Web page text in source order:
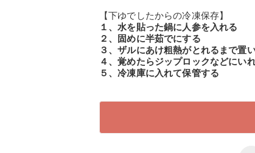
【下ゆでしたからの冷凍保存】
１、水を貼った鍋に人参を入れる
２、固めに半茹でにする
３、ザルにあけ粗熱がとれるまで置
４、覚めたらジップロックなどにい
５、冷凍庫に入れて保管する